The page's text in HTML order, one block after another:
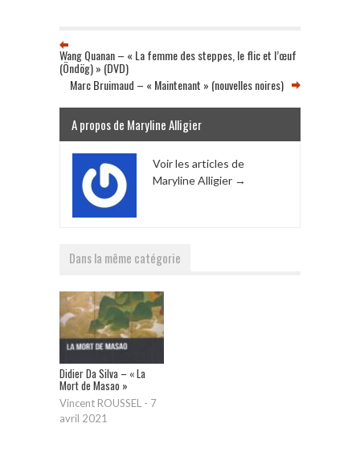
Wang Quanan – « La femme des steppes, le flic et l’œuf
(Öndög) » (DVD)
Marc Bruimaud – « Maintenant » (nouvelles noires)
A propos de Maryline Alligier
Voir les articles de
Maryline Alligier →
Dans la même catégorie
Didier Da Silva – « La
Mort de Masao »
Vincent ROUSSEL - 7
avril 2021